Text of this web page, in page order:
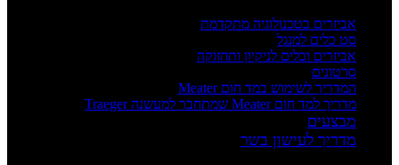
אביזרים בטכנולוגיה מתקדמת
סט כלים למנגל
אביזרים וכלים לניקיון ותחזוקה
סרטונים
המדריך לשימוש במד חום Meater
מדריך למד חום Meater שמתחבר למעשנה Traeger
מבצעים
מדריך לעישון בשר